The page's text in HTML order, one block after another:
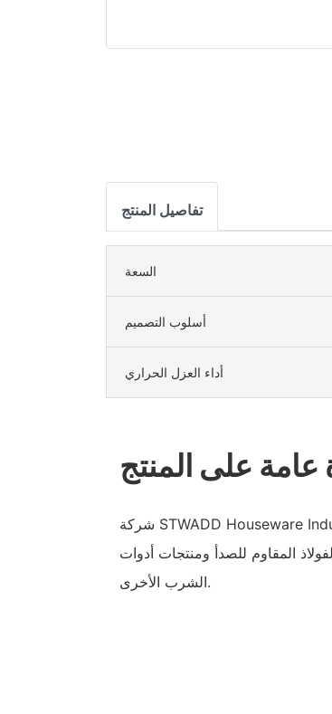
تفاصيل المنتج
السعة
أسلوب التصميم
أداء العزل الحراري
على المنتج
شركة STWADD Houseware Industry Co., Ltd متخصصة في تطوير وإنتاج
المقاوم للصدأ ومنتجات أدوات
الشرب الأخرى.